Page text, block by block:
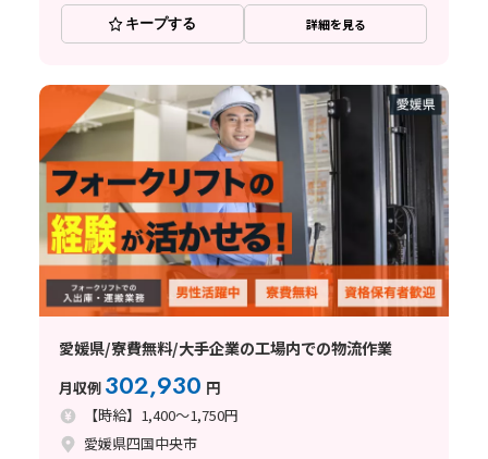
キープする 詳細を見る
愛媛県/寮費無料/大手企業の工場内での物流作業
月収例 302,930 円
【時給】1,400～1,750円
愛媛県四国中央市